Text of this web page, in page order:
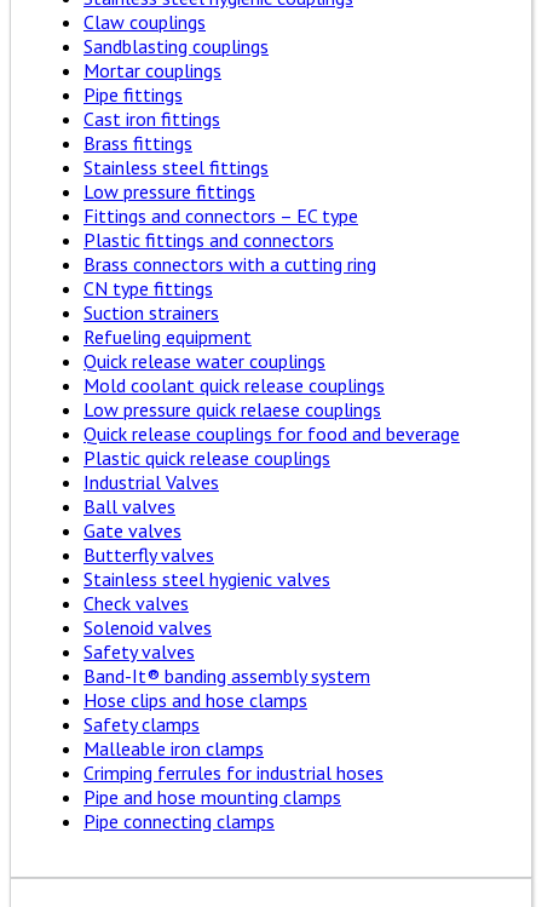
Claw couplings
Sandblasting couplings
Mortar couplings
Pipe fittings
Cast iron fittings
Brass fittings
Stainless steel fittings
Low pressure fittings
Fittings and connectors – EC type
Plastic fittings and connectors
Brass connectors with a cutting ring
CN type fittings
Suction strainers
Refueling equipment
Quick release water couplings
Mold coolant quick release couplings
Low pressure quick relaese couplings
Quick release couplings for food and beverage
Plastic quick release couplings
Industrial Valves
Ball valves
Gate valves
Butterfly valves
Stainless steel hygienic valves
Check valves
Solenoid valves
Safety valves
Band-It® banding assembly system
Hose clips and hose clamps
Safety clamps
Malleable iron clamps
Crimping ferrules for industrial hoses
Pipe and hose mounting clamps
Pipe connecting clamps